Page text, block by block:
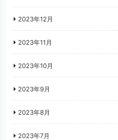
2023年12月
2023年11月
2023年10月
2023年9月
2023年8月
2023年7月